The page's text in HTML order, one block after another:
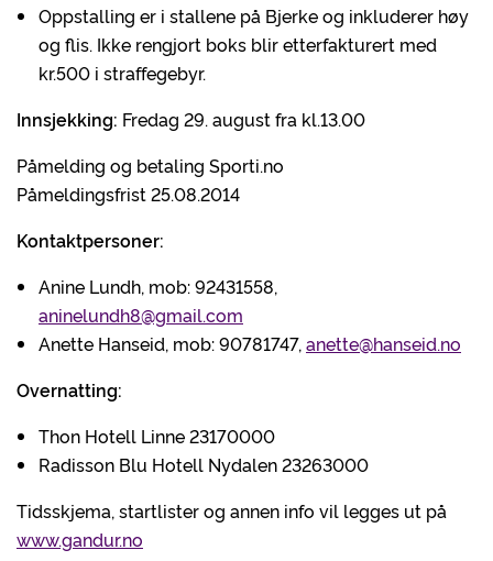
Oppstalling er i stallene på Bjerke og inkluderer høy
og flis. Ikke rengjort boks blir etterfakturert med
kr.500 i straffegebyr.
Innsjekking: Fredag 29. august fra kl.13.00
Påmelding og betaling Sporti.no
Påmeldingsfrist 25.08.2014
Kontaktpersoner:
Anine Lundh, mob: 92431558,
aninelundh8@gmail.com
Anette Hanseid, mob: 90781747,anette@hanseid.no
Overnatting:
Thon Hotell Linne 23170000
Radisson Blu Hotell Nydalen 23263000
Tidsskjema, startlister og annen info vil legges ut på
www.gandur.no